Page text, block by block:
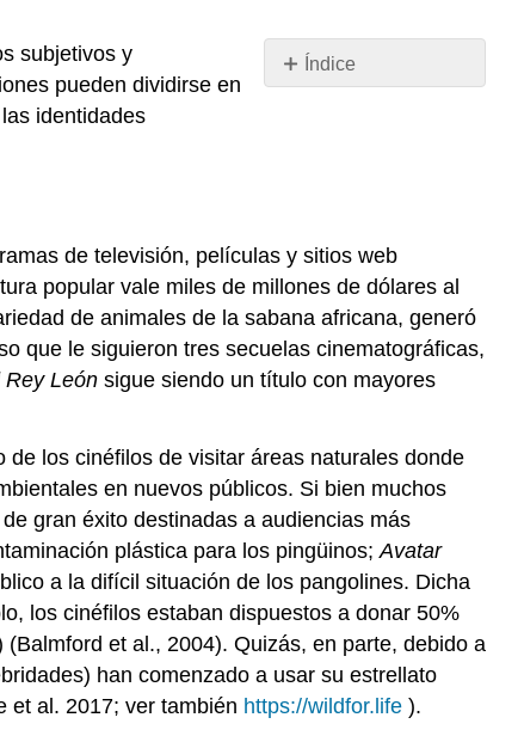
Índice
a
las
experiencias
psicológicas
físicas
identidades
individuales
y
grupales
subjetivos y
pueden dividirse en
identidades
de televisión, películas y sitios web
popular vale miles de millones de dólares al
de animales de la sabana africana, generó
que le siguieron tres secuelas cinematográficas,
León sigue siendo un título con mayores
los cinéfilos de visitar áreas naturales donde
en nuevos públicos. Si bien muchos
gran éxito destinadas a audiencias más
plástica para los pingüinos; Avatar
a la difícil situación de los pangolines. Dicha
los cinéfilos estaban dispuestos a donar 50%
(Balmford et al., 2004). Quizás, en parte, debido a
han comenzado a usar su estrellato
et al. 2017; ver también https://wildfor.life ).